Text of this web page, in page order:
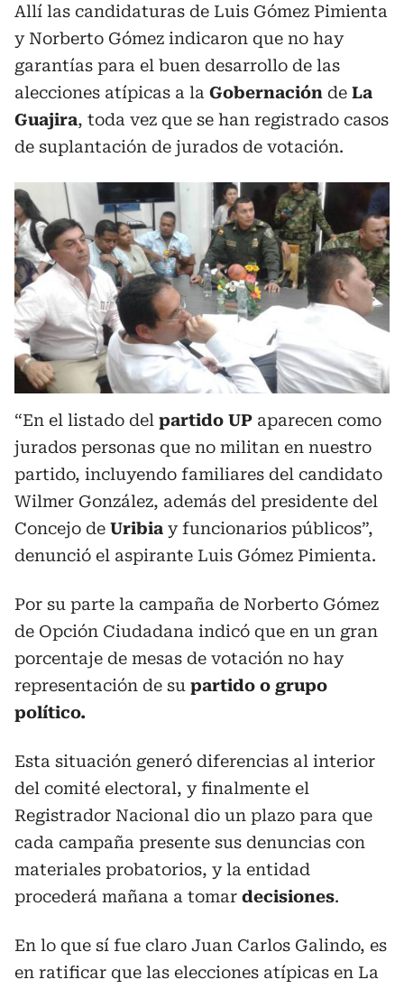
Allí las candidaturas de Luis Gómez Pimienta
y Norberto Gómez indicaron que no hay
garantías para el buen desarrollo de las
alecciones atípicas a la Gobernación de La
Guajira, toda vez que se han registrado casos
de suplantación de jurados de votación.
“En el listado del partido UP aparecen como
jurados personas que no militan en nuestro
partido, incluyendo familiares del candidato
Wilmer González, además del presidente del
Concejo de Uribia y funcionarios públicos”,
denunció el aspirante Luis Gómez Pimienta.
Por su parte la campaña de Norberto Gómez
de Opción Ciudadana indicó que en un gran
porcentaje de mesas de votación no hay
representación de su partido o grupo
político.
Esta situación generó diferencias al interior
del comité electoral, y finalmente el
Registrador Nacional dio un plazo para que
cada campaña presente sus denuncias con
materiales probatorios, y la entidad
procederá mañana a tomar decisiones.
En lo que sí fue claro Juan Carlos Galindo, es
en ratificar que las elecciones atípicas en La